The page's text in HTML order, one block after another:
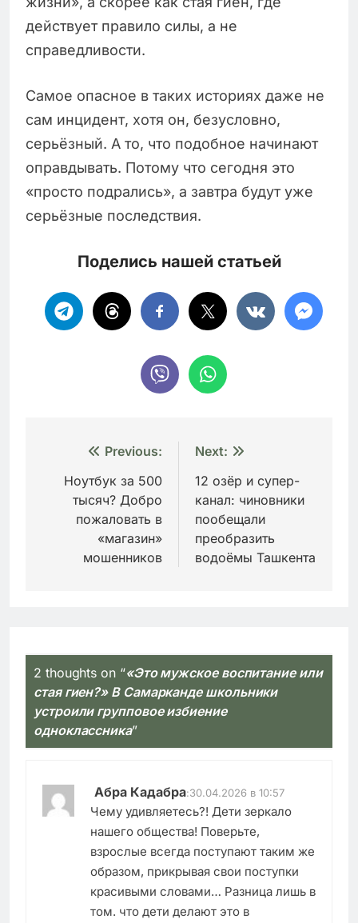
действует правило силы, а не
справедливости.
Самое опасное в таких историях даже не
сам инцидент, хотя он, безусловно,
серьёзный. А то, что подобное начинают
оправдывать. Потому что сегодня это
«просто подрались», а завтра будут уже
серьёзные последствия.
Поделись нашей статьей
Навигация
записям
Previous:
Ноутбук за 500
тысяч? Добро
пожаловать в
«магазин»
мошенников
Next:
12 озёр и супер-
канал: чиновники
пообещали
преобразить
водоёмы Ташкента
2 thoughts on “«Это мужское воспитание или
стая гиен?» В Самарканде школьники
устроили групповое избиение
одноклассника”
Абра Кадабра:30.04.2026 в 10:57
Чему удивляетесь?! Дети зеркало
нашего общества! Поверьте,
взрослые всегда поступают таким же
образом, прикрывая свои поступки
красивыми словами… Разница лишь в
том. что дети делают это в